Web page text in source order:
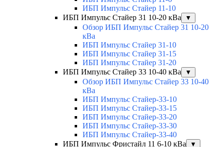
ИБП Импульс Стайер 11-10
ИБП Импульс Стайер 31 10-20 кВа
▼
Обзор ИБП Импульс Стайер 31 10-20
кВа
ИБП Импульс Стайер 31-10
ИБП Импульс Стайер 31-15
ИБП Импульс Стайер 31-20
ИБП Импульс Стайер 33 10-40 кВа
▼
Обзор ИБП Импульс Стайер 33 10-40
кВа
ИБП Импульс Стайер-33-10
ИБП Импульс Стайер-33-15
ИБП Импульс Стайер-33-20
ИБП Импульс Стайер-33-30
ИБП Импульс Стайер-33-40
ИБП Импульс Фристайл 11 6-10 кВа
▼